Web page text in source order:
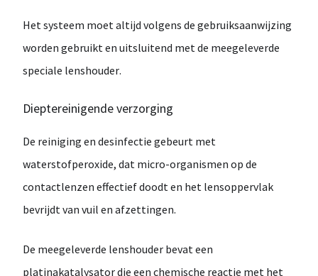
Het systeem moet altijd volgens de gebruiksaanwijzing
worden gebruikt en uitsluitend met de meegeleverde
speciale lenshouder.
Dieptereinigende verzorging
De reiniging en desinfectie gebeurt met
waterstofperoxide, dat micro-organismen op de
contactlenzen effectief doodt en het lensoppervlak
bevrijdt van vuil en afzettingen.
De meegeleverde lenshouder bevat een
platinakatalysatordie een chemische reactie met het